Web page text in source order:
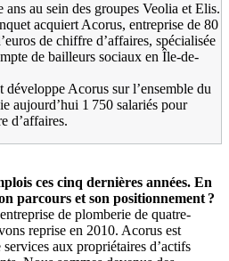
ans au sein des groupes Veolia et Elis.
acquiert Acorus, entreprise de 80
de chiffre d’affaires, spécialisée
de bailleurs sociaux en Île-de-
développe Acorus sur l’ensemble du
aujourd’hui 1 750 salariés pour
d’affaires.
ces cinq dernières années. En
parcours et son positionnement ?
de plomberie de quatre-
reprise en 2010. Acorus est
aux propriétaires d’actifs